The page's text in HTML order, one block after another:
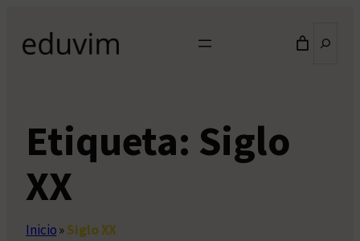
contenido
Etiqueta: Siglo
XX
Inicio»Siglo XX